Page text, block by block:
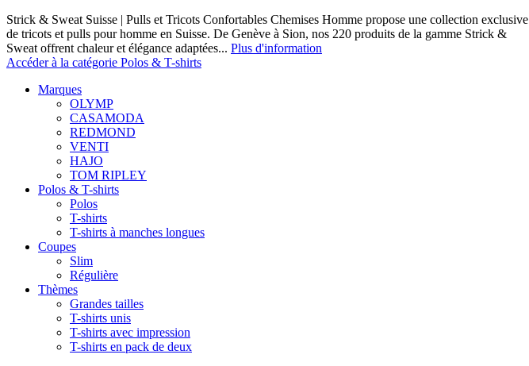
Strick & Sweat Suisse | Pulls et Tricots Confortables Chemises Homme propose une collection exclusive
de tricots et pulls pour homme en Suisse. De Genève à Sion, nos 220 produits de la gamme Strick &
Sweat offrent chaleur et élégance adaptées... Plus d'information
Accéder à la catégorie Polos & T-shirts
Marques
OLYMP
CASAMODA
REDMOND
VENTI
HAJO
TOM RIPLEY
Polos & T-shirts
Polos
T-shirts
T-shirts à manches longues
Coupes
Slim
Régulière
Thèmes
Grandes tailles
T-shirts unis
T-shirts avec impression
T-shirts en pack de deux